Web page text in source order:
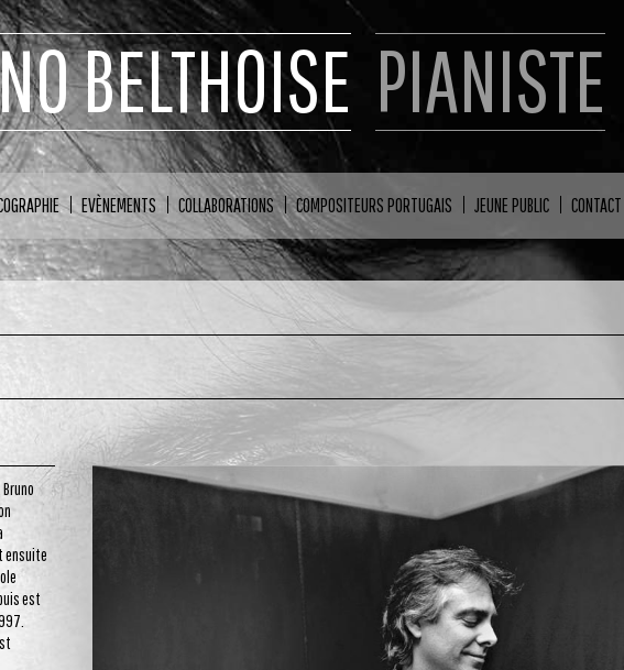
BELTHOISE PIANISTE
EVÈNEMENTS COLLABORATIONS COMPOSITEURS PORTUGAIS JEUNE PUBLIC CONTACT
ensuite
est